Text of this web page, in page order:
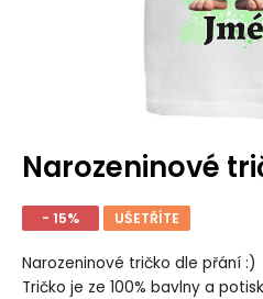
Narozeninové
- 15% UŠETŘÍTE
Narozeninové tričko dle přání :)
Tričko je ze 100% bavlny a